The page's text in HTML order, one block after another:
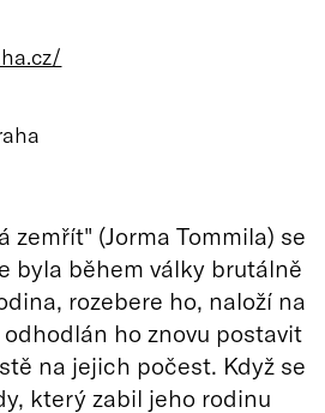
zemřít" (Jorma Tommila) se
byla během války brutálně
rozebere ho, naloží na
ho znovu postavit
na jejich počest. Když se
který zabil jeho rodinu